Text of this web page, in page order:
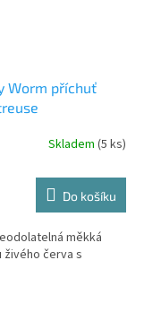
Worm příchuť
Skladem (5 ks)
Do košíku
měkká
červa s